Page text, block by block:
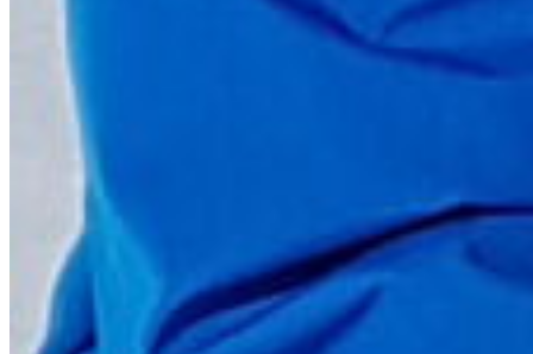
FLYVNING FYLDER RIGTIG MEGET I DET